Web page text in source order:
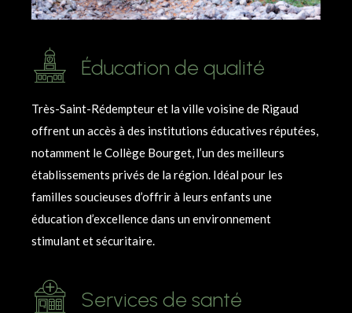
Éducation de qualité
Très-Saint-Rédempteur et la ville voisine de Rigaud
offrent un accès à des institutions éducatives réputées,
notamment le Collège Bourget, l’un des meilleurs
établissements privés de la région. Idéal pour les
familles soucieuses d’offrir à leurs enfants une
éducation d’excellence dans un environnement
stimulant et sécuritaire.
Services de santé